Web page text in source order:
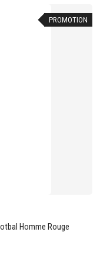
PROMOTION
Homme Rouge